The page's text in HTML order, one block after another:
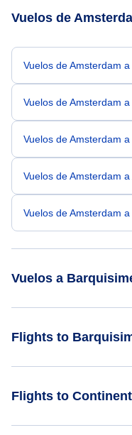
Vuelos de
Vuelos de Amsterdam
Vuelos de Amsterdam
Vuelos de Amsterdam
Vuelos de Amsterdam
Vuelos de Amsterdam
Vuelos a
Vuelos de Criciuma a
Flights to
Flights to Continent